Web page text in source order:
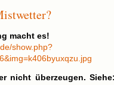
macht es!
show.php?
nicht überzeugen.